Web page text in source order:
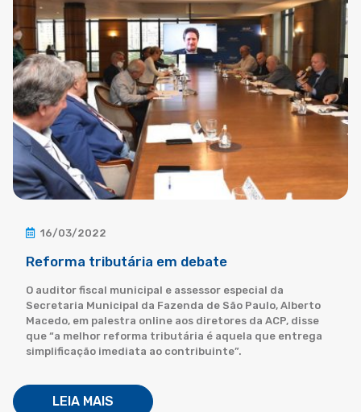
16/03/2022
Reforma tributária em debate
O auditor fiscal municipal e assessor especial da
Secretaria Municipal da Fazenda de São Paulo, Alberto
Macedo, em palestra online aos diretores da ACP, disse
que “a melhor reforma tributária é aquela que entrega
simplificação imediata ao contribuinte”.
LEIA MAIS